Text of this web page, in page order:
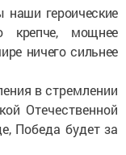
наши героические
крепче, мощнее
ничего сильнее
в стремлении
Отечественной
Победа будет за